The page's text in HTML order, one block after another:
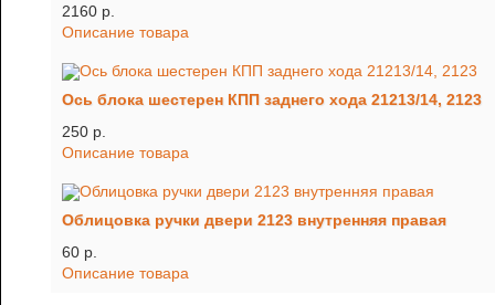
2160 p.
Описание товара
Ось блока шестерен КПП заднего хода 21213/14, 2123
250 p.
Описание товара
Облицовка ручки двери 2123 внутренняя правая
60 p.
Описание товара